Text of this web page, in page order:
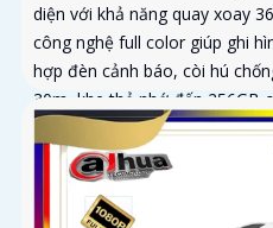
diện với khả năng quay xoay
công nghệ full color giúp ghi
hợp đèn cảnh báo, còi hú
30m, khe thẻ nhớ đến 256GB
camera hoạt động ổn định